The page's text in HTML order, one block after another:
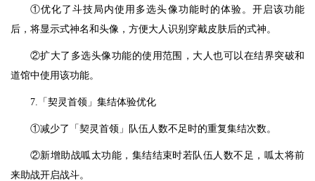
①优化了斗技局内使用多选头像功能时的体验。开启该功能
后，将显示式神名和头像，方便大人识别穿戴皮肤后的式神。
②扩大了多选头像功能的使用范围，大人也可以在结界突破和
道馆中使用该功能。
7.「契灵首领」集结体验优化
①减少了「契灵首领」队伍人数不足时的重复集结次数。
②新增助战呱太功能，集结结束时若队伍人数不足，呱太将前
来助战开启战斗。